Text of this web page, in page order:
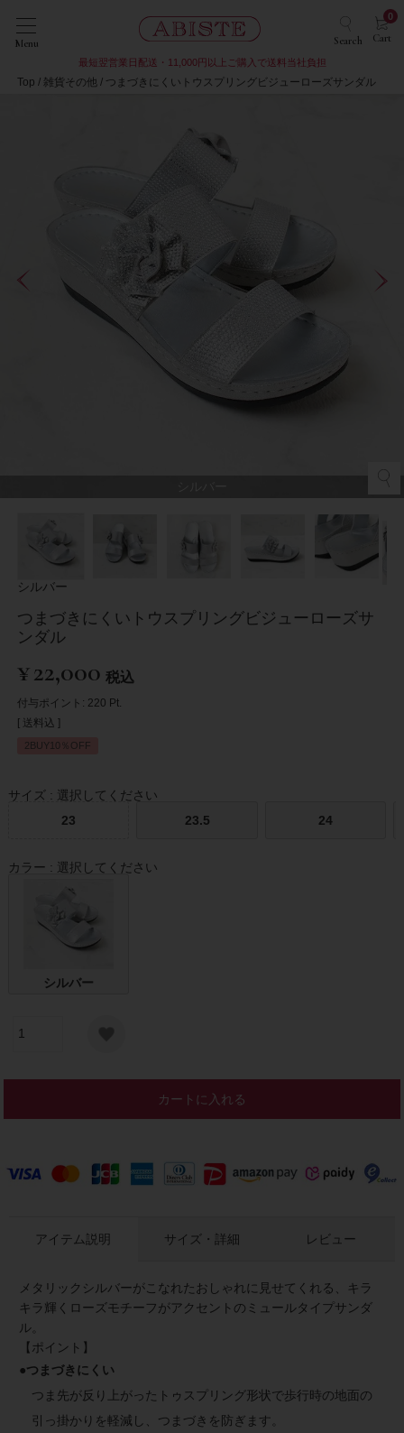
Menu Search Cart
0
最短翌営業日配送・11,000円以上ご購入で送料当社負担
Top 雑貨その他 つまづきにくいトウスプリングビジューローズサンダル
シルバー
つまづきにくいトウスプリングビジューローズサ
ンダル
¥22,000 税込
付与ポイント: 220 Pt.
送料込
2BUY10％OFF
サイズ
選択してください
23
23.5 24
カラー 選択してください
シルバー
カートに入れる
アイテム説明
メタリックシルバーがこなれたおしゃれに見せてくれる、キラ
キラ輝くローズモチーフがアクセントのミュールタイプサンダ
ル。
【ポイント】
●つまづきにくい
つま先が反り上がったトゥスプリング形状で歩行時の地面の
引っ掛かりを軽減し、つまづきを防ぎます。
サイズ・詳細 レビュー